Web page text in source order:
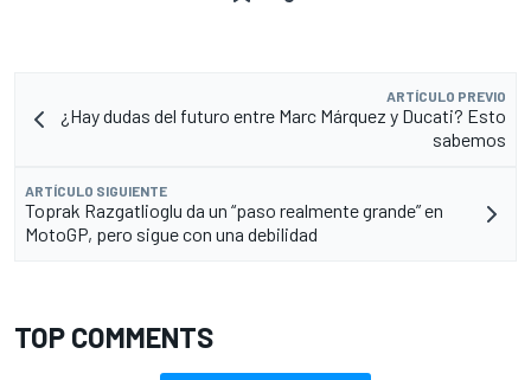
ARTÍCULO PREVIO
¿Hay dudas del futuro entre Marc Márquez y Ducati? Esto
sabemos
ARTÍCULO SIGUIENTE
Toprak Razgatlioglu da un “paso realmente grande” en
MotoGP, pero sigue con una debilidad
TOP COMMENTS